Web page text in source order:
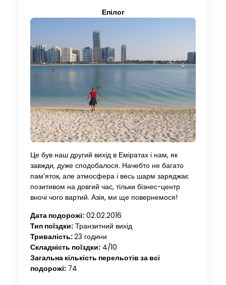
Епілог
Це був наш другий вихід в Еміратах і нам, як
завжди, дуже сподобалося. Начебто не багато
пам’яток, але атмосфера і весь шарм заряджає
позитивом на довгий час, тільки бізнес-центр
вночі чого вартий. Азія, ми ще повернемося!
Дата подорожі:02.02.2016
Тип поїздки:Транзитний вихід
Тривалість:23 години
Складність поїздки:4/10
Загальна кількість перельотів за всі
подорожі:74